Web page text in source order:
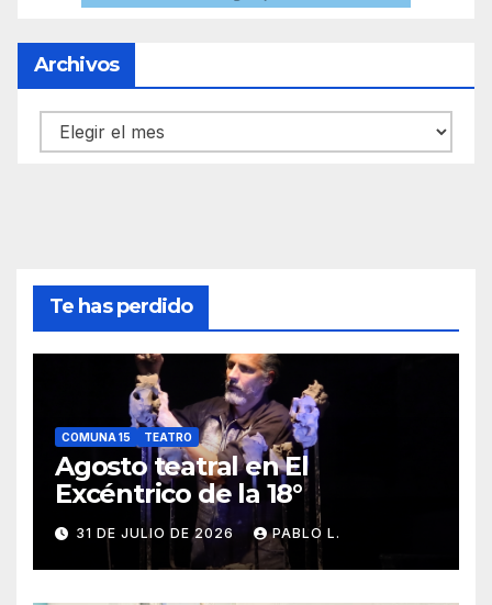
Archivos
Archivos
Te has perdido
COMUNA 15 TEATRO
Agosto teatral en El
Excéntrico de la 18°
31 DE JULIO DE 2026 PABLO L.